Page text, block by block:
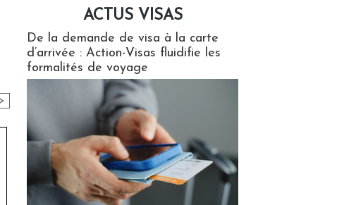
>
ACTUS VISAS
De la demande de visa à la carte
d’arrivée : Action-Visas fluidifie les
formalités de voyage